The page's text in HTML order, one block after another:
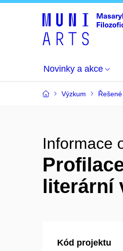
Novinky a akce
Výzkum
Informace
literární
Kód projektu